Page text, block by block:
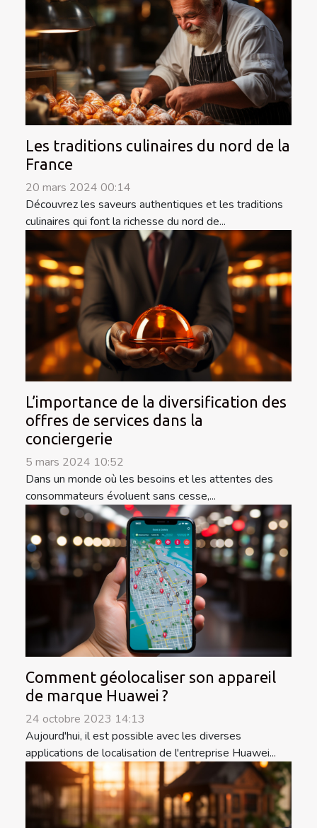
Les traditions culinaires du nord de la
France
20 mars 2024 00:14
Découvrez les saveurs authentiques et les traditions
culinaires qui font la richesse du nord de...
L’importance de la diversification des
offres de services dans la
conciergerie
5 mars 2024 10:52
Dans un monde où les besoins et les attentes des
consommateurs évoluent sans cesse,...
Comment géolocaliser son appareil
de marque Huawei ?
24 octobre 2023 14:13
Aujourd'hui, il est possible avec les diverses
applications de localisation de l'entreprise Huawei...